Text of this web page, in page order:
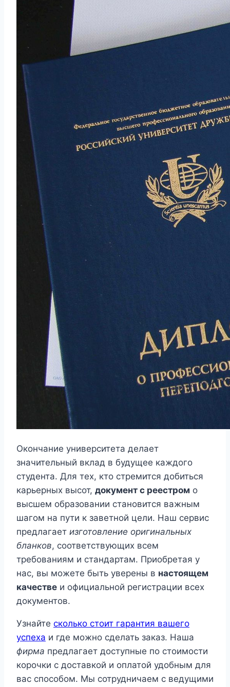
Окончание университета делает
значительный вклад в будущее каждого
студента. Для тех, кто стремится добиться
карьерных высот, документ с реестром о
высшем образовании становится важным
шагом на пути к заветной цели. Наш сервис
предлагает изготовление оригинальных
бланков, соответствующих всем
требованиям и стандартам. Приобретая у
нас, вы можете быть уверены в настоящем
качестве и официальной регистрации всех
документов.
Узнайте сколько стоит гарантия вашего
успеха и где можно сделать заказ. Наша
фирма предлагает доступные по стоимости
корочки с доставкой и оплатой удобным для
вас способом. Мы сотрудничаем с ведущими